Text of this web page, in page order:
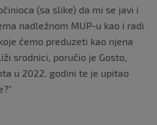
(sa slike) da mi se javi i
nadležnom MUP-u kao i radi
ćemo preduzeti kao njena
srodnici, poručio je Gosto,
u 2022. godini te je upitao